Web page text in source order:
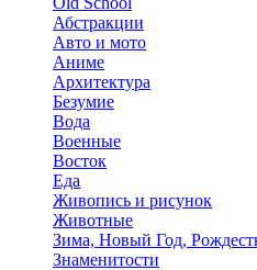
Абстракции
Авто и мото
Аниме
Архитектура
Безумие
Вода
Военные
Восток
Еда
Живопись и рисунок
Животные
Зима, Новый Год,
Знаменитости